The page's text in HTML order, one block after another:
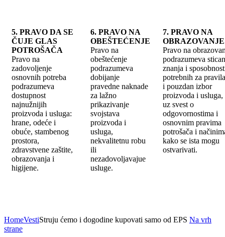
5. PRAVO DA SE
ČUJE GLAS
POTROŠAČA
Pravo na
zadovoljenje
osnovnih potreba
podrazumeva
dostupnost
najnužnijih
proizvoda i usluga:
hrane, odeće i
obuće, stambenog
prostora,
zdravstvene zaštite,
obrazovanja i
higijene.
6. PRAVO NA
OBEŠTEĆENJE
Pravo na
obeštećenje
podrazumeva
dobijanje
pravedne naknade
za lažno
prikazivanje
svojstava
proizvoda i
usluga,
nekvalitetnu robu
ili
nezadovoljavajue
usluge.
7. PRAVO NA
OBRAZOVANJE
Pravo na
podrazumeva
znanja i
potrebnih za
i pouzdan izbor
proizvoda i usluga,
uz svest o
odgovornostima i
osnovnim pravima
potrošača i
kako se ista mogu
ostvarivati.
HomeVestiStruju ćemo i dogodine kupovati samo od EPS Na vrh
strane